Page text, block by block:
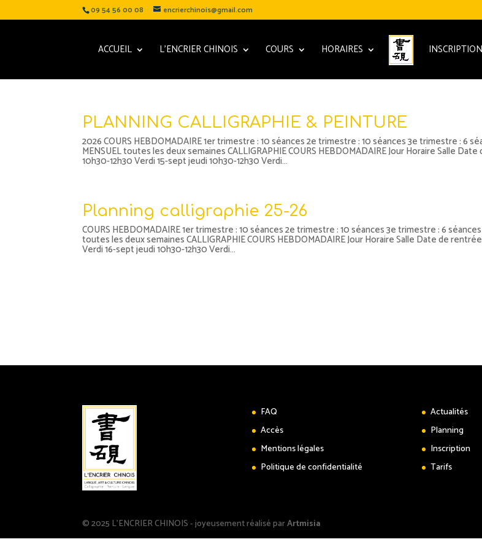
09 54 56 00 08 encrierchinois@gmail.com
ACCUEIL L’ENCRIER CHINOIS COURS HORAIRES INSCRIPTION
PLANNING CALLIGRAPHIE & PEINTURE
2026 COURS HEBDOMADAIRE 1er trimestre : 10 séances 2e trimestre : 10 séances 3e trimestre : 6
MENSUEL toutes les deux semaines CALLIGRAPHIE COURS HEBDOMADAIRE Jour Horaire Salle
10h30-12h30 Verdi 15-sept jeudi 10h30-12h30 Verdi...
Planning calligraphie 25-26
COURS HEBDOMADAIRE 1er trimestre : 10 séances 2e trimestre : 10 séances 3e trimestre : 6 séances
toutes les deux semaines CALLIGRAPHIE COURS HEBDOMADAIRE Jour Horaire Salle Date de
Verdi 16-sept jeudi 10h30-12h30 Verdi...
FAQ
Accès
Mentions légales
Politique de confidentialité
Actualités
Planning
Inscription
Tarifs
© 2025 L'ENCRIER CHINOIS - joyeusement réalisé parArtmisia